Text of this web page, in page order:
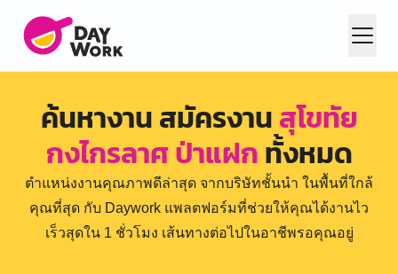
ค้นหางาน สมัครงานสุโขทัย
กงไกรลาศ ป่าแฝกทั้งหมด
ตำแหน่งงานคุณภาพดีล่าสุด จากบริษัทชั้นนำ ในพื้นที่ใกล้
คุณที่สุด กับ Daywork แพลตฟอร์มที่ช่วยให้คุณได้งานไว
เร็วสุดใน 1 ชั่วโมง เส้นทางต่อไปในอาชีพรอคุณอยู่